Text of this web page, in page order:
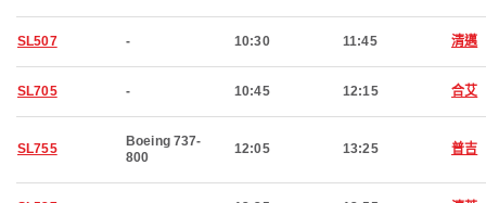
SL507 - 10:30 11:45 清邁
SL705 - 10:45 12:15 合艾
SL755
Boeing 737-
800
12:05 13:25 普吉